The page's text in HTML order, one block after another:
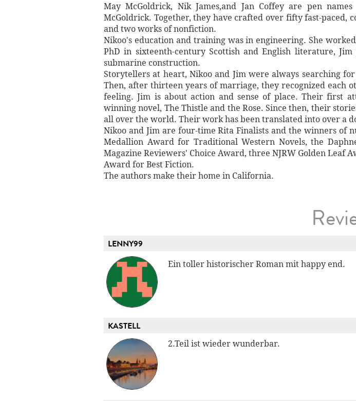
May McGoldrick, Nik James,and Jan Coffey are pen
McGoldrick. Together, they have crafted over fifty fast-paced,
and two works of nonfiction.
Nikoo's education and training was in engineering. She
PhD in sixteenth-century Scottish and English literature,
submarine construction.
Storytellers at heart, Nikoo and Jim were always searching
Then, after thirteen years of marriage, they recognized each
feeling. Jim is about action and sense of place. Their first
winning novel, The Thistle and the Rose. Since then, their
all over the world. Their work has been translated into over a
Nikoo and Jim are four-time Rita Finalists and the winners
Medallion Award for Traditional Western Novels, the
Magazine Reviewers' Choice Award, three NJRW Golden Leaf
Award for Best Fiction.
The authors make their home in California.
LENNY99
Ein toller historischer Roman mit happy end.
KASTELL
2.Teil ist wieder wunderbar.